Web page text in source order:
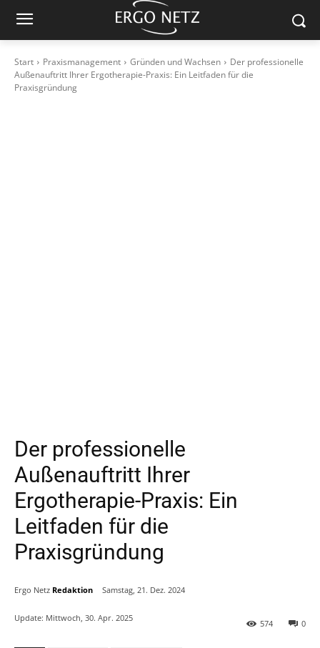
Start Praxismanagement Gründen und Wachsen
Der professionelle
Außenauftritt Ihrer Ergotherapie-Praxis: Ein Leitfaden für die
Praxisgründung
Der professionelle
Außenauftritt Ihrer
Ergotherapie-Praxis: Ein
Leitfaden für die
Praxisgründung
Ergo Netz Redaktion Samstag, 21. Dez. 2024
Update: Mittwoch, 30. Apr. 2025
0
574